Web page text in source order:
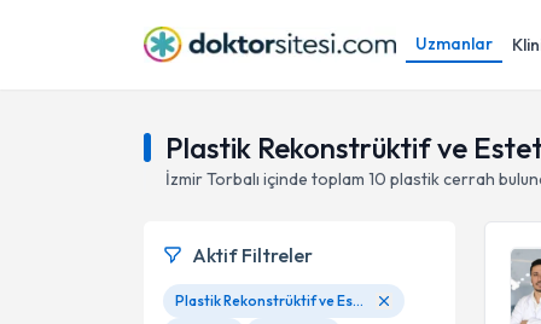
Uzmanlar
Plastik Rekonstrüktif ve
İzmirTorbalı içinde toplam 10 plastik cerrah
Aktif Filtreler
Plastik Rekonstrüktif ve Estetik Cerrahi